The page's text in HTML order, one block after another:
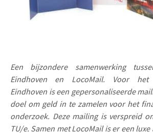
Een bijzondere samenwerking
Eindhoven en LocoMail. Voor het
Eindhoven is een gepersonaliseerde
doel om geld in te zamelen voor het
onderzoek. Deze mailing is verspreid
TU/e. Samen met LocoMail is er een
Pop-up Kaarten
Lenticular Cards
Twin Sliders
Tabkaarten
Budget kaarten
Media Marketing
Non-profit Marketing
Marketing in de Zorg
Duurzame Marketing
Uitnodigingen
Kalender maken
Klantenbinding
Contactgegevens
Duurzaamheid
Brochure downloaden